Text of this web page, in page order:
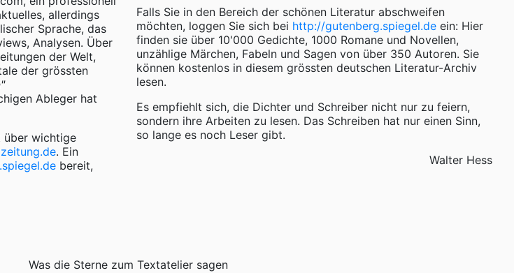
allerdings
Sprache, das
Analysen. Über
der Welt,
der grössten
Ableger hat
über wichtige
. Ein
bereit,
Falls Sie in den Bereich der schönen Literatur abschweifen
möchten, loggen Sie sich bei http://gutenberg.spiegel.de ein: Hier
finden sie über 10'000 Gedichte, 1000 Romane und Novellen,
unzählige Märchen, Fabeln und Sagen von über 350 Autoren. Sie
können kostenlos in diesem grössten deutschen Literatur-Archiv
lesen.
Es empfiehlt sich, die Dichter und Schreiber nicht nur zu feiern,
sondern ihre Arbeiten zu lesen. Das Schreiben hat nur einen Sinn,
so lange es noch Leser gibt.
Walter Hess
Was die Sterne zum Textatelier sagen